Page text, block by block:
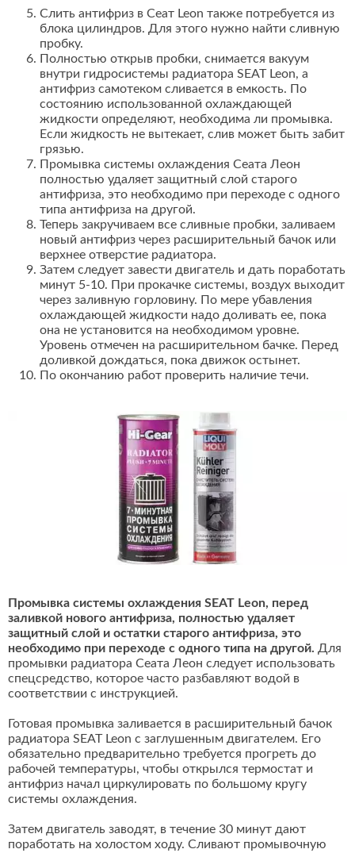
Слить антифриз в Сеат Leon также потребуется из
блока цилиндров. Для этого нужно найти сливную
пробку.
Полностью открыв пробки, снимается вакуум
внутри гидросистемы радиатора SEAT Leon, а
антифриз самотеком сливается в емкость. По
состоянию использованной охлаждающей
жидкости определяют, необходима ли промывка.
Если жидкость не вытекает, слив может быть забит
грязью.
Промывка системы охлаждения Сеата Леон
полностью удаляет защитный слой старого
антифриза, это необходимо при переходе с одного
типа антифриза на другой.
Теперь закручиваем все сливные пробки, заливаем
новый антифриз через расширительный бачок или
верхнее отверстие радиатора.
Затем следует завести двигатель и дать поработать
минут 5-10. При прокачке системы, воздух выходит
через заливную горловину. По мере убавления
охлаждающей жидкости надо доливать ее, пока
она не установится на необходимом уровне.
Уровень отмечен на расширительном бачке. Перед
доливкой дождаться, пока движок остынет.
По окончанию работ проверить наличие течи.
Промывка системы охлаждения SEAT Leon, перед
заливкой нового антифриза, полностью удаляет
защитный слой и остатки старого антифриза, это
необходимо при переходе с одного типа на другой. Для
промывки радиатора Сеата Леон следует использовать
спецсредство, которое часто разбавляют водой в
соответствии с инструкцией.
Готовая промывка заливается в расширительный бачок
радиатора SEAT Leon с заглушенным двигателем. Его
обязательно предварительно требуется прогреть до
рабочей температуры, чтобы открылся термостат и
антифриз начал циркулировать по большому кругу
системы охлаждения.
Затем двигатель заводят, в течение 30 минут дают
поработать на холостом ходу. Сливают промывочную